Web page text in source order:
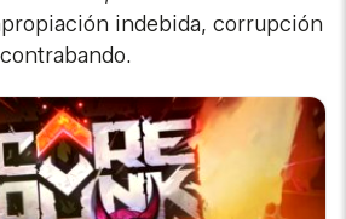
indebida, corrupción